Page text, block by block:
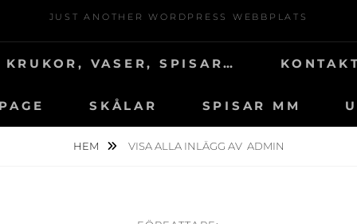
JUST ANOTHER WORDPRESS WEBBPLATS
KRUKOR, VASER, SPISAR…
SKÅLAR SPISAR MM
HEM VISA ALLA INLÄGG AV ADMIN